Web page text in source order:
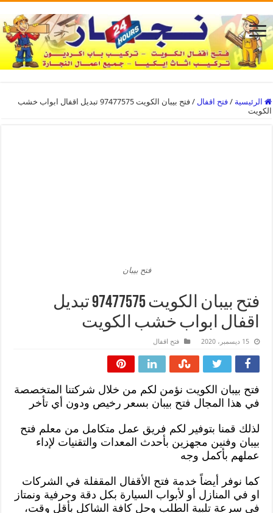
الرئيسية / فتح اقفال /
فتح بيبان الكويت 97477575 تبديل اقفال ابواب خشب
الكويت
فتح بيبان
فتح بيبان الكويت 97477575 تبديل
اقفال ابواب خشب الكويت
15 ديسمبر، 2020 فتح اقفال
فتح بيبان الكويت نؤمن لكم من خلال شركتنا المتخصصة
في هذا المجال فتح بيبان بسعر رخيص ودون أي تأخر
لذلك قمنا بتوفير لكم فريق عمل متكامل من معلم فتح
بيبان وفنين مجهزين بأحدث المعدات والتقنيات لإداء
عملهم بأكمل وجه
كما نوفر أيضاً خدمة فتح الأقفال المقفلة في الشركات
او في المنازل أو لأبواب السيارة بكل دقة وحرفية ونمتاز
في سرعة تلبية الطلب وحل كافة الشاكل بأقل وقت،